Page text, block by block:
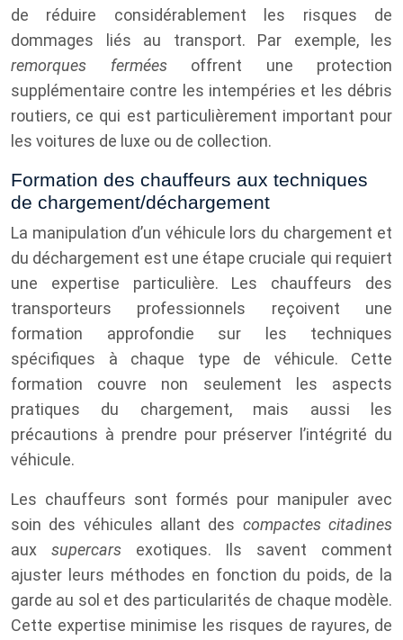
de réduire considérablement les risques de
dommages liés au transport. Par exemple, les
remorques fermées offrent une protection
supplémentaire contre les intempéries et les débris
routiers, ce qui est particulièrement important pour
les voitures de luxe ou de collection.
Formation des chauffeurs aux techniques
de chargement/déchargement
La manipulation d’un véhicule lors du chargement et
du déchargement est une étape cruciale qui requiert
une expertise particulière. Les chauffeurs des
transporteurs professionnels reçoivent une
formation approfondie sur les techniques
spécifiques à chaque type de véhicule. Cette
formation couvre non seulement les aspects
pratiques du chargement, mais aussi les
précautions à prendre pour préserver l’intégrité du
véhicule.
Les chauffeurs sont formés pour manipuler avec
soin des véhicules allant des compactes citadines
aux supercars exotiques. Ils savent comment
ajuster leurs méthodes en fonction du poids, de la
garde au sol et des particularités de chaque modèle.
Cette expertise minimise les risques de rayures, de